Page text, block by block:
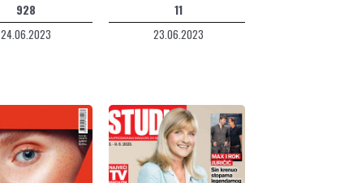
928
24.06.2023
11
23.06.2023